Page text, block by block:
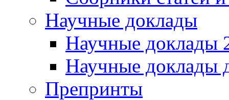
Научные доклады
Научные доклады
Научные доклады
Препринты